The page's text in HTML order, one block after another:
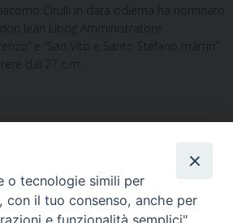
Cirulli in data odierna ha nominato
Jean Libog Amministratore
e “San Vito e Santo Stefano martiri”
dal 27 c.m.
Don Massimiliano Iadarola,
o tecnologie simili per
con il tuo consenso, anche per